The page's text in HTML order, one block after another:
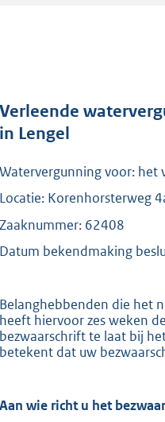
Verleende
in Lengel
Watervergunning voor: het
Locatie: Korenhorsterweg
Zaaknummer: 62408
Datum bekendmaking
Belanghebbenden die het
heeft hiervoor zes weken
bezwaarschrift te laat bij
betekent dat uw
Aan wie richt u het